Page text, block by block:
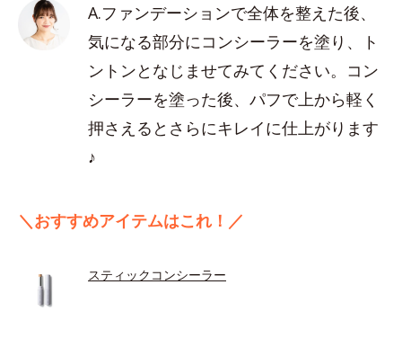
A.ファンデーションで全体を整えた後、
気になる部分にコンシーラーを塗り、ト
ントンとなじませてみてください。コン
シーラーを塗った後、パフで上から軽く
押さえるとさらにキレイに仕上がります
♪
＼おすすめアイテムはこれ！／
スティックコンシーラー